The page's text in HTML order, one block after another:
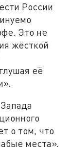
России
Это не
жёсткой
её
о том, что
места»,